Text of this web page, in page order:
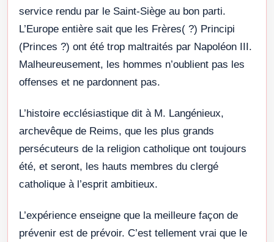
service rendu par le Saint-Siège au bon parti.
L’Europe entière sait que les Frères( ?) Principi
(Princes ?) ont été trop maltraités par Napoléon III.
Malheureusement, les hommes n’oublient pas les
offenses et ne pardonnent pas.
L’histoire ecclésiastique dit à M. Langénieux,
archevêque de Reims, que les plus grands
persécuteurs de la religion catholique ont toujours
été, et seront, les hauts membres du clergé
catholique à l’esprit ambitieux.
L’expérience enseigne que la meilleure façon de
prévenir est de prévoir. C’est tellement vrai que le